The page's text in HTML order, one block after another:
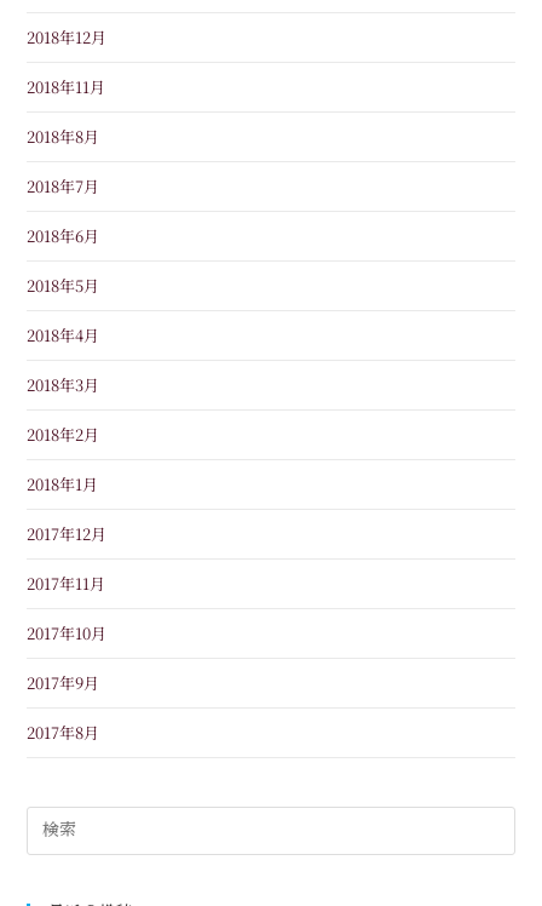
2018年12月
2018年11月
2018年8月
2018年7月
2018年6月
2018年5月
2018年4月
2018年3月
2018年2月
2018年1月
2017年12月
2017年11月
2017年10月
2017年9月
2017年8月